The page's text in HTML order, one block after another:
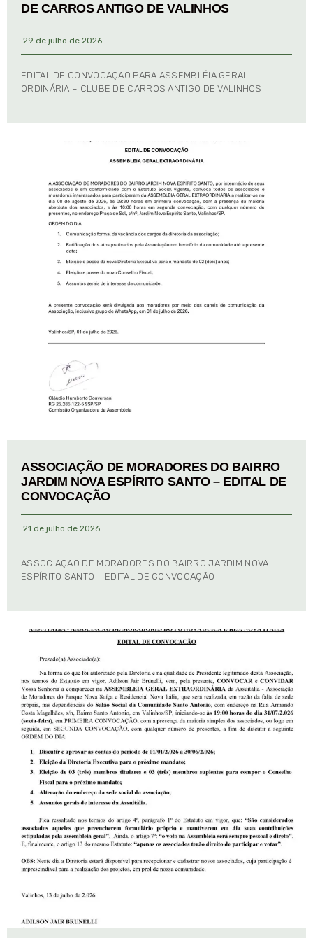
DE CARROS ANTIGO DE VALINHOS
29 de julho de 2026
EDITAL DE CONVOCAÇÃO PARA ASSEMBLÉIA GERAL
ORDINÁRIA – CLUBE DE CARROS ANTIGO DE VALINHOS
ASSOCIAÇÃO DE MORADORES DO BAIRRO
JARDIM NOVA ESPÍRITO SANTO – EDITAL DE
CONVOCAÇÃO
21 de julho de 2026
ASSOCIAÇÃO DE MORADORES DO BAIRRO JARDIM NOVA
ESPÍRITO SANTO – EDITAL DE CONVOCAÇÃO